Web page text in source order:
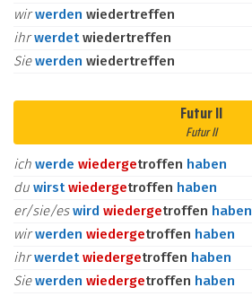
wirwerden wiedertreffen
ihrwerdetwiedertreffen
Siewerden wiedertreffen
Futur II
Futur II
ich werde wiedergetroffen haben
du wirstwiedergetroffen haben
er/sie/eswird wiedergetroffen haben
wirwerden wiedergetroffen haben
ihrwerdetwiedergetroffen haben
Siewerden wiedergetroffen haben